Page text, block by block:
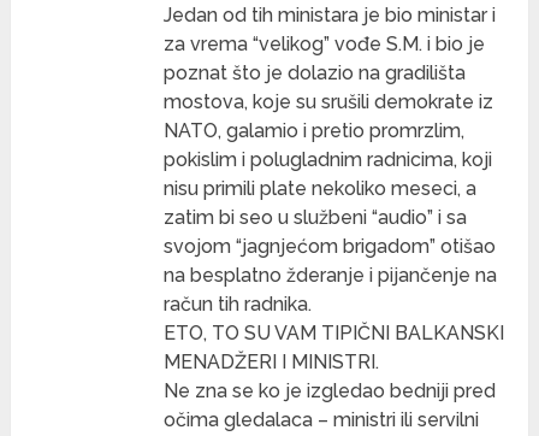
Jedan od tih ministara je bio ministar i
za vrema “velikog” vođe S.M. i bio je
poznat što je dolazio na gradilišta
mostova, koje su srušili demokrate iz
NATO, galamio i pretio promrzlim,
pokislim i polugladnim radnicima, koji
nisu primili plate nekoliko meseci, a
zatim bi seo u službeni “audio” i sa
svojom “jagnjećom brigadom” otišao
na besplatno žderanje i pijančenje na
račun tih radnika.
ETO, TO SU VAM TIPIČNI BALKANSKI
MENADŽERI I MINISTRI.
Ne zna se ko je izgledao bedniji pred
očima gledalaca – ministri ili servilni